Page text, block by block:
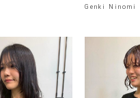
Genki Ninomi